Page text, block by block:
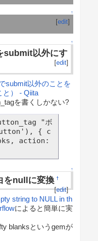
↑
[edit]
↑
submit以外にす
[edit]
submit以外のことを
と） - Qiita
を書くしかない?
"ボ
{ c
action:
↑
をnullに変換 †
[edit]
string to NULL in th
によると簡単に実
blanksというgemが